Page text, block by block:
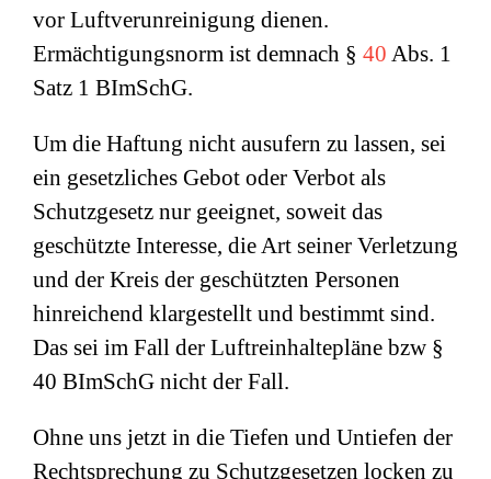
vor Luftverunreinigung dienen.
Ermächtigungsnorm ist demnach § 40 Abs. 1
Satz 1 BImSchG.
Um die Haftung nicht ausufern zu lassen, sei
ein gesetzliches Gebot oder Verbot als
Schutzgesetz nur geeignet, soweit das
geschützte Interesse, die Art seiner Verletzung
und der Kreis der geschützten Personen
hinreichend klargestellt und bestimmt sind.
Das sei im Fall der Luftreinhaltepläne bzw §
40 BImSchG nicht der Fall.
Ohne uns jetzt in die Tiefen und Untiefen der
Rechtsprechung zu Schutzgesetzen locken zu